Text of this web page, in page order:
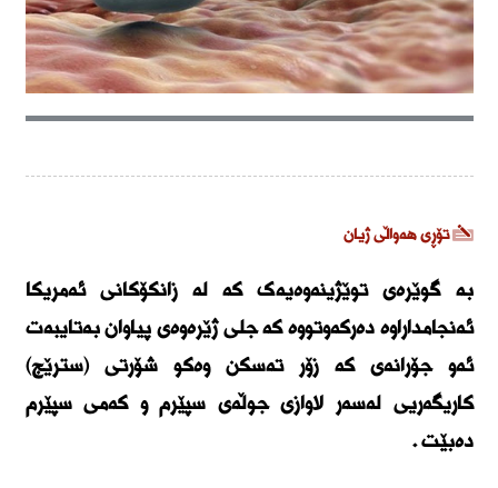
تۆڕی هەواڵی ژیان
بە گوێرەی توێژینەوەیەک کە لە زانکۆکانی ئەمریکا
ئەنجامداراوە دەرکەوتووە کە جلی ژێرەوەی پیاوان بەتایبەت
ئەو جۆرانەی کە زۆر تەسکن وەکو شۆرتی (سترێج)
کاریگەریی لەسەر لاوازی جوڵەی سپێرم و کەمی سپێرم
دەبێت .